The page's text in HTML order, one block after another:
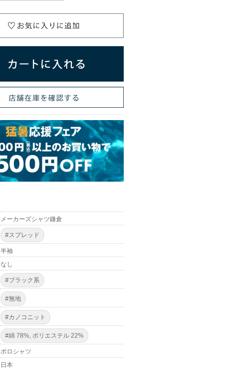
メーカーズシャツ鎌倉
#スプレッド
半袖
なし
#ブラック系
#無地
#カノコニット
#綿 78%, ポリエステル 22%
ポロシャツ
日本